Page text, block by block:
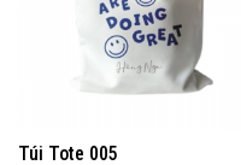
Túi Tote 005